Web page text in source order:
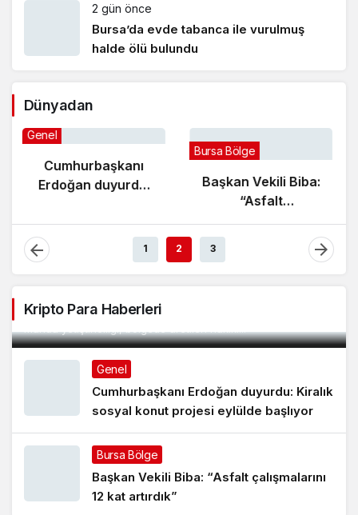
2 gün önce
Bursa’da evde tabanca ile vurulmuş
halde ölü bulundu
Dünyadan
Genel
Cumhurbaşkanı
Erdoğan duyurdu:
konut projesi
eylülde başlıyor
Bursa Bölge
Başkan Vekili Biba:
“Asfalt
çalışmalarını 12
kat artırdık”
1 2 3
Kripto Para Haberleri
Manda Köyü’nün 50 yıllık üreticisi manda sucuğu
Bursa’nın Mustafakemalpaşa ilçesine bağlı, Uluabat Gölü
kıyısındaki Karaoğlan Mahallesi’nde yüzyıllardır sürdürülen
Genel
Cumhurbaşkanı Erdoğan duyurdu: Kiralık
sosyal konut projesi eylülde başlıyor
Bursa Bölge
Başkan Vekili Biba: “Asfalt çalışmalarını
12 kat artırdık”
Manda Köyü’nün 50 yıllık üreticisi manda sucuğu